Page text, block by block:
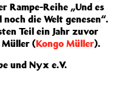
Rampe-Reihe „Und es
noch die Welt genesen“.
Teil ein Jahr zuvor
Müller (Kongo Müller).
und Nyx e.V.